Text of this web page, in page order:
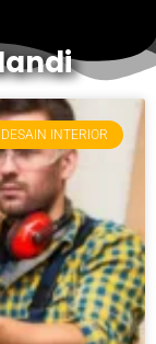
DESAIN INTERIOR